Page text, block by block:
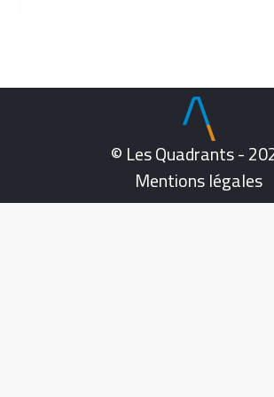
© Les Quadrants -
Mentions légales